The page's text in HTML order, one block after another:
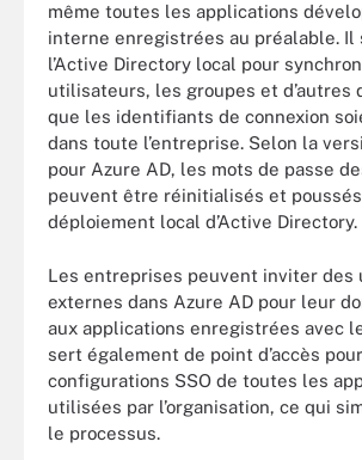
même toutes les applications
interne enregistrées au préalable. Il
l’Active Directory local pour
utilisateurs, les groupes et d’autres
que les identifiants de connexion
dans toute l’entreprise. Selon la
pour Azure AD, les mots de passe
peuvent être réinitialisés et
déploiement local d’Active Directory.
Les entreprises peuvent inviter des
externes dans Azure AD pour leur
aux applications enregistrées avec
sert également de point d’accès
configurations SSO de toutes les
utilisées par l’organisation, ce qui
le processus.